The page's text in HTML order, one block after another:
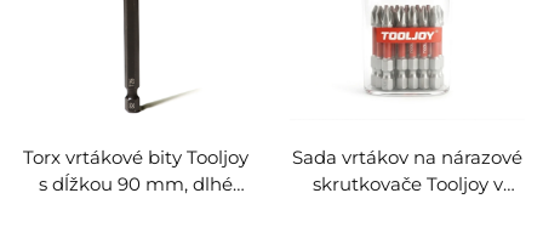
Torx vrtákové bity Tooljoy
s dĺžkou 90 mm, dlhé
Sada vrtákov na nárazové
skrutkovače Tooljoy v